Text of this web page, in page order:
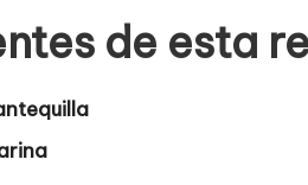
de esta